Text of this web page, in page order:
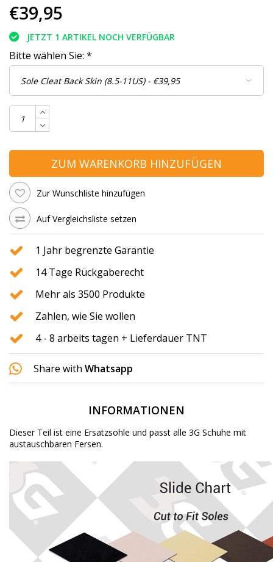
€39,95
JETZT 1 ARTIKEL NOCH VERFÜGBAR
Bitte wählen Sie: *
ZUM WARENKORB HINZUFÜGEN
Zur Wunschliste hinzufügen
Auf Vergleichsliste setzen
1 Jahr begrenzte Garantie
14 Tage Rückgaberecht
Mehr als 3500 Produkte
Zahlen, wie Sie wollen
4 - 8 arbeits tagen + Lieferdauer TNT
Share with Whatsapp
INFORMATIONEN
Dieser Teil ist eine Ersatzsohle und passt alle 3G Schuhe mit
austauschbaren Fersen.